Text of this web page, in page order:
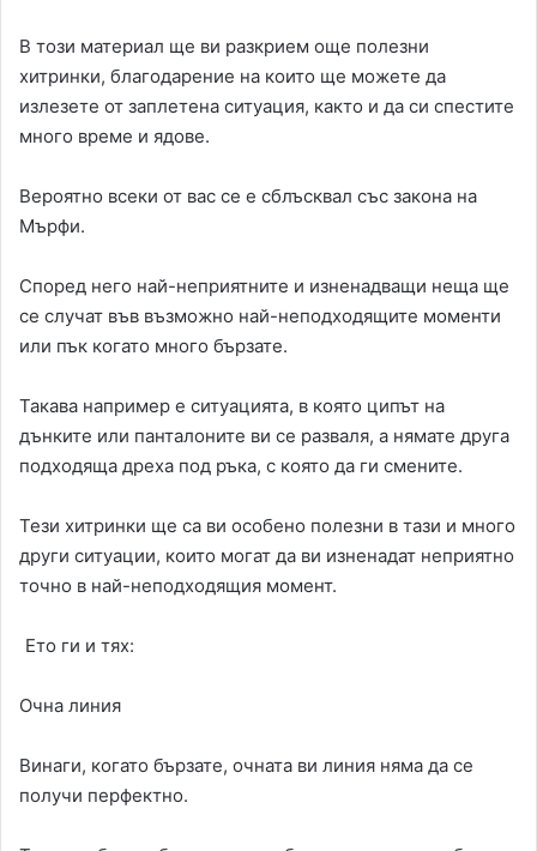
В този материал ще ви разкрием още полезни
хитринки, благодарение на които ще можете да
излезете от заплетена ситуация, както и да си спестите
много време и ядове.
Вероятно всеки от вас се е сблъсквал със закона на
Мърфи.
Според него най-неприятните и изненадващи неща ще
се случат във възможно най-неподходящите моменти
или пък когато много бързате.
Такава например е ситуацията, в която ципът на
дънките или панталоните ви се разваля, а нямате друга
подходяща дреха под ръка, с която да ги смените.
Тези хитринки ще са ви особено полезни в тази и много
други ситуации, които могат да ви изненадат неприятно
точно в най-неподходящия момент.
Ето ги и тях:
Очна линия
Винаги, когато бързате, очната ви линия няма да се
получи перфектно.